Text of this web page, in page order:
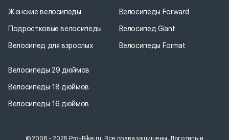
Женские велосипеды
Подростковые велосипеды
Велосипед для взрослых
Велосипеды Forward
Велосипед Giant
Велосипеды Format
Велосипеды 29 дюймов
Велосипеды 18 дюймов
Велосипеды 16 дюймов
© 2006 - 2026 Pro-Bike.ru. Все права защищены. Логотипы и